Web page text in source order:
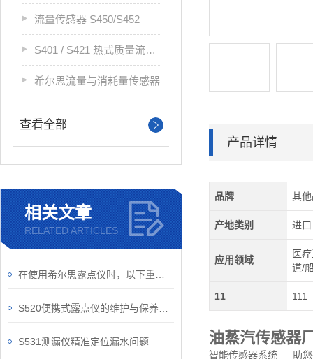
流量传感器 S450/S452
S401 / S421 热式质量流量传感器
希尔思流量与消耗量传感器
查看全部
相关文章
RELATED ARTICLES
S531测漏仪精准定位漏水问题
产品详情
品牌 其
产地类别 进口
应用领域
医
道/
11 111
油蒸汽传感器
智能传感器系统 — 助